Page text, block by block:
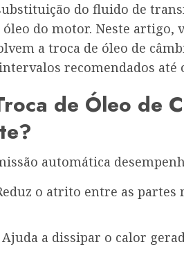
do fluido de
do motor. Neste artigo,
a troca de óleo de
recomendados até
de Óleo de
automática
o atrito entre as partes
Ajuda a dissipar o calor